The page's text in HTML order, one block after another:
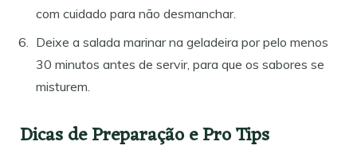
com cuidado para não desmanchar.
Deixe a salada marinar na geladeira por pelo menos
30 minutos antes de servir, para que os sabores se
misturem.
Dicas de Preparação e Pro Tips